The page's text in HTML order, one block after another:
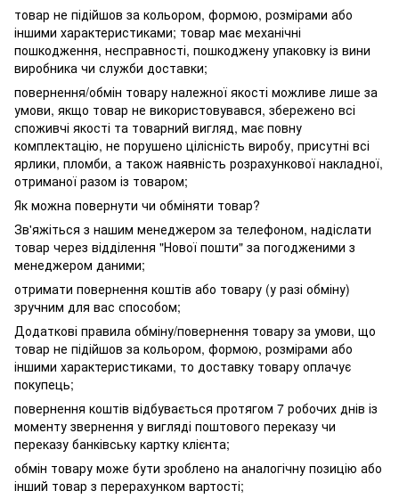
товар не підійшов за кольором, формою, розмірами або
іншими характеристиками; товар має механічні
пошкодження, несправності, пошкоджену упаковку із вини
виробника чи служби доставки;
повернення/обмін товару належної якості можливе лише за
умови, якщо товар не використовувався, збережено всі
споживчі якості та товарний вигляд, має повну
комплектацію, не порушено цілісність виробу, присутні всі
ярлики, пломби, а також наявність розрахункової накладної,
отриманої разом із товаром;
Як можна повернути чи обміняти товар?
Зв'яжіться з нашим менеджером за телефоном, надіслати
товар через відділення "Нової пошти" за погодженими з
менеджером даними;
отримати повернення коштів або товару (у разі обміну)
зручним для вас способом;
Додаткові правила обміну/повернення товару за умови, що
товар не підійшов за кольором, формою, розмірами або
іншими характеристиками, то доставку товару оплачує
покупець;
повернення коштів відбувається протягом 7 робочих днів із
моменту звернення у вигляді поштового переказу чи
переказу банківську картку клієнта;
обмін товару може бути зроблено на аналогічну позицію або
інший товар з перерахунком вартості;